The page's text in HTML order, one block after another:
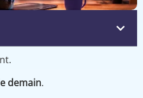
demain.